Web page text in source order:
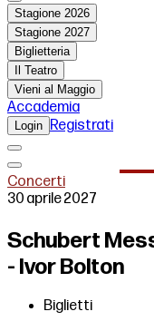
Stagione 2026
Stagione 2027
Biglietteria
Il Teatro
Vieni al Maggio
Accademia
Login Registrati
Concerti
30 aprile 2027
Schubert
- Ivor Bolton
Biglietti